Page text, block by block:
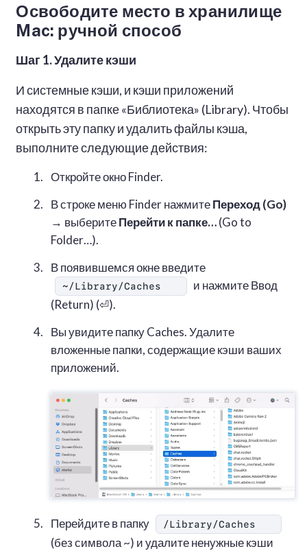
Освободите место в хранилище
Mac: ручной способ
Шаг 1. Удалите кэши
И системные кэши, и кэши приложений
находятся в папке «Библиотека» (Library). Чтобы
открыть эту папку и удалить файлы кэша,
выполните следующие действия:
Откройте окно Finder.
В строке меню Finder нажмитеПереход (Go)
→ выберитеПерейти к папке…(Go to
Folder…).
В появившемся окне введите
~/Library/Caches
и нажмите Ввод
(Return) (⏎).
Вы увидите папку Caches. Удалите
вложенные папки, содержащие кэши ваших
приложений.
Перейдите в папку /Library/Caches
(без символа ~) и удалите ненужные кэши